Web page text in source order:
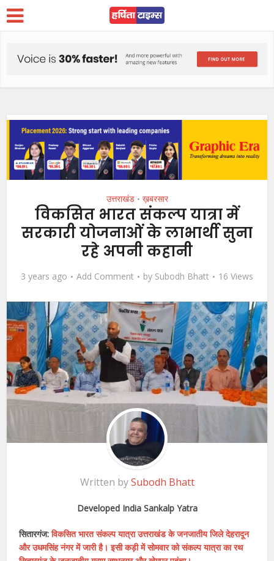
उत्तराखंड • ख़बरसार
विकसित भारत संकल्प यात्रा में
सरकारी योजनाओं के लाभार्थी सुना
रहे अपनी कहानी
3 years ago Add Comment by Subodh Bhatt 16 Views
Written bySubodh Bhatt
Developed India Sankalp Yatra
सितारगंज: विकसित भारत संकल्प यात्रा उत्तराखंड के जनजातीय जिले देहरादून
और उधमसिंह नंगर में जारी है। इसी कड़ी में सोमवार को संकल्प यात्रा का रथ